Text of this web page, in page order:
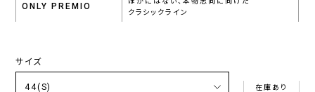
ONLY PREMIO
クラシックライン
サイズ
在庫あり